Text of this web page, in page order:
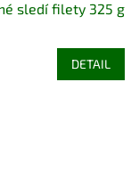
sledí filety 325 g
DETAIL